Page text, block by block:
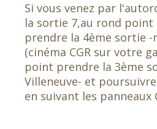
Si vous venez par
la sortie 7,au rond point
prendre la 4ème sortie -
(cinéma CGR sur votre
point prendre la 3ème
Villeneuve- et
en suivant les panneaux